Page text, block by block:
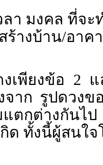
ลา มงคล ที่จ
ร้างบ้าน/อาค
เพียงข้อ 2
จาก รูปดวง
ตกต่างกันไ
ด ทั้งนี้ผู้สนใ